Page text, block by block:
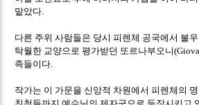
맡았다
다른 주위 사람들은 당시 피렌체 공국에서 불
탁월한 교양으로 평가받던 또르나부오니
족들이다
작가는 이 가문을 신앙적 차원에서 피렌체의